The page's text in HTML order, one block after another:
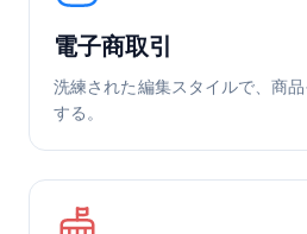
電子商取引
洗練された編集スタイルで、商
する。